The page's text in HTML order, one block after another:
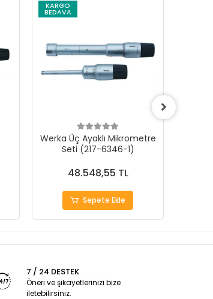
KARGO
BEDAVA
Werka Üç Ayaklı Mikrometre
Seti (217-6346-1)
48.548,55 TL
Sepete Ekle
7 / 24 DESTEK
Öneri ve şikayetlerinizi bize
iletebilirsiniz.